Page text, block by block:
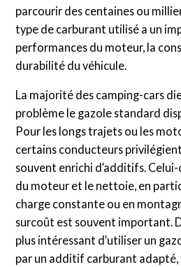
parcourir des centaines ou
type de carburant utilisé a un
performances du moteur, la
durabilité du véhicule.
La majorité des camping-cars
problème le gazole standard
Pour les longs trajets ou les
certains conducteurs
souvent enrichi d’additifs.
du moteur et le nettoie, en
charge constante ou en
surcoût est souvent important.
plus intéressant d’utiliser un
par un additif carburant adapté,